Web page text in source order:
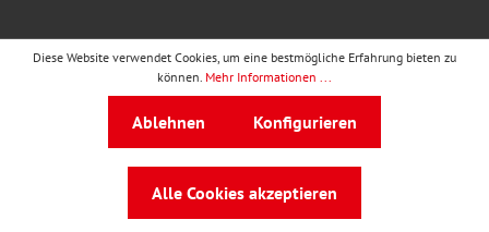
Diese Website verwendet Cookies, um eine bestmögliche Erfahrung bieten zu
können. Mehr Informationen ...
Ablehnen Konfigurieren
Alle Cookies akzeptieren